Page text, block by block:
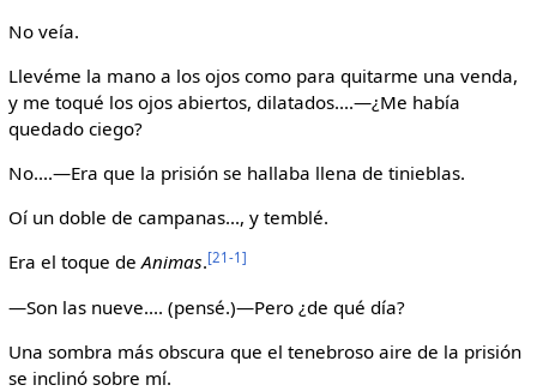
No veía.
Llevéme la mano a los ojos como para quitarme una venda,
y me toqué los ojos abiertos, dilatados....—¿Me había
quedado ciego?
No....—Era que la prisión se hallaba llena de tinieblas.
Oí un doble de campanas..., y temblé.
Era el toque deAnimas.[21-1]
—Son las nueve.... (pensé.)—Pero ¿de qué día?
Una sombra más obscura que el tenebroso aire de la prisión
se inclinó sobre mí.